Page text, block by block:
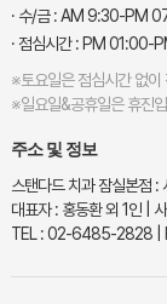
· 수/금 : AM 9:30-PM
· 점심시간 : PM 01:00-
※토요일은 점심시간 없이
※일요일&공휴일은 휴진
주소 및 정보
스탠다드 치과 잠실본점
대표자 : 홍동환 외 1인 |
TEL : 02-6485-2828 |